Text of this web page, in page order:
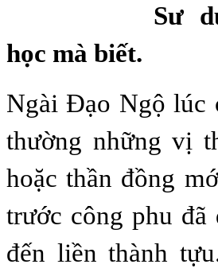
Sư
học mà biết.
Ngài Đạo Ngộ lúc
thường những vị
hoặc thần đồng
trước công phu
đến liền thành